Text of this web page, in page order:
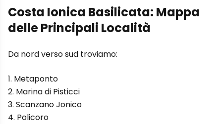
Costa Ionica Basilicata: Mappa
delle Principali Località
Da nord verso sud troviamo:
Metaponto
Marina di Pisticci
Scanzano Jonico
Policoro